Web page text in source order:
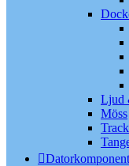
Ljud
Möss